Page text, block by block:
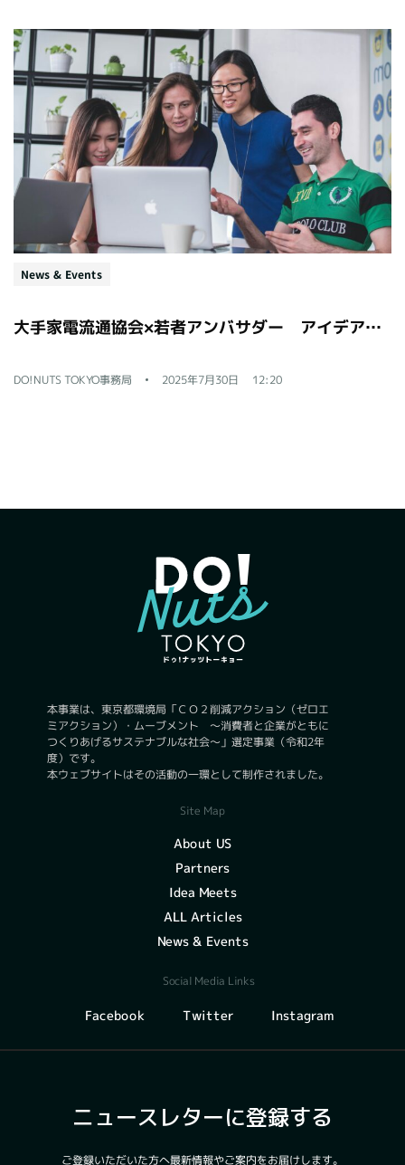
News & Events
大手家電流通協会×若者アンバサダー アイデア提案会レポート
DO!NUTS TOKYO事務局 2025年7月30日 12:20
Site Map
About US
Partners
Idea Meets
ALL Articles
News & Events
Social Media Links
Facebook Twitter Instagram
本事業は、東京都環境局「ＣＯ２削減アクション（ゼロエ
ミアクション）・ムーブメント ～消費者と企業がともに
つくりあげるサステナブルな社会～」選定事業（令和2年
度）です。
本ウェブサイトはその活動の一環として制作されました。
ニュースレターに登録する
ご登録いただいた方へ最新情報やご案内をお届けします。